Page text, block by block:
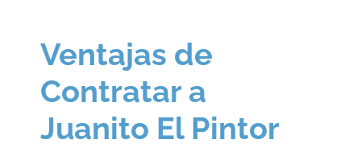
Ventajas de
Contratar a
Juanito El Pintor